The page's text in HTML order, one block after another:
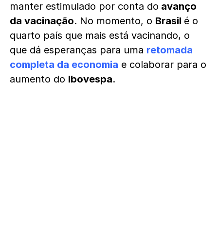
manter estimulado por conta do avanço
da vacinação. No momento, o Brasil é o
quarto país que mais está vacinando, o
que dá esperanças para uma retomada
completa da economia e colaborar para o
aumento do Ibovespa.